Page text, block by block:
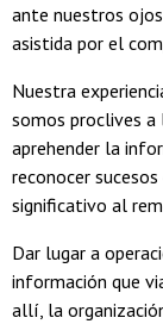
ante nuestros
asistida por el
Nuestra
somos proclives a
aprehender la
reconocer
significativo al
Dar lugar a
información que
allí, la